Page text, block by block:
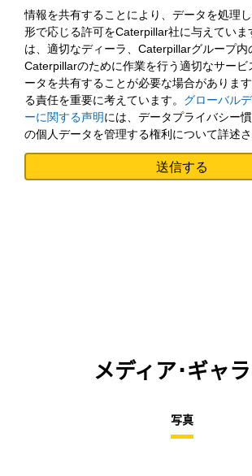
情報を共有することにより、データを処理
形で応じる許可をCaterpillar社に与えていま
は、適切なディーラ、Caterpillarグループ内
Caterpillarのために作業を行う適切なサービ
ータを共有することが必要な場合がありま
る責任を重要に考えています。 グローバル
ーに関する声明には、データプライバシー
の個人データを管理する権利について詳述さ
メディア･ギャ
写真